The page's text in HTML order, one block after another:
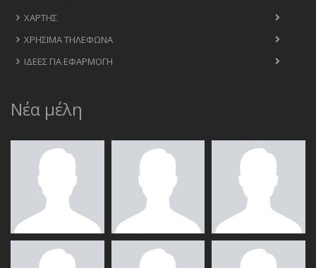
ΧΆΡΤΗΣ
ΧΡΉΣΙΜΑ ΤΗΛΈΦΩΝΑ
ΙΔΈΕΣ ΓΙΑ ΕΦΑΡΜΟΓΉ
Νέα μέλη